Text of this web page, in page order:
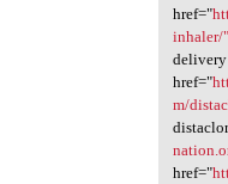
href="
inhaler/
delivery
href="
m/
href="